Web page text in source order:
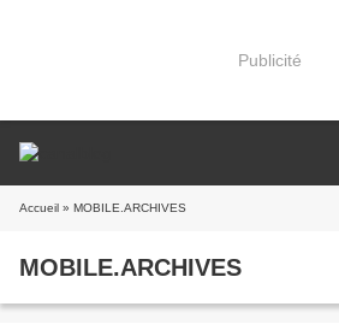
Publicité
Accueil » MOBILE.ARCHIVES
MOBILE.ARCHIVES